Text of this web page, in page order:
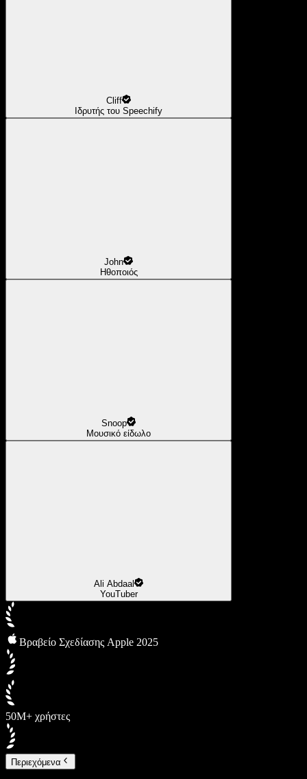
Cliff
Ιδρυτής του Speechify
John
Ηθοποιός
Snoop
Μουσικό είδωλο
Ali Abdaal
YouTuber
Βραβείο Σχεδίασης Apple 2025
50M+ χρήστες
Περιεχόμενα